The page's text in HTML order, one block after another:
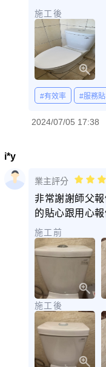
施工後
#有效率 #服務
2024/07/05 17:38
i*y
業主評分
非常謝謝師父
的貼心跟用心
施工前
施工後